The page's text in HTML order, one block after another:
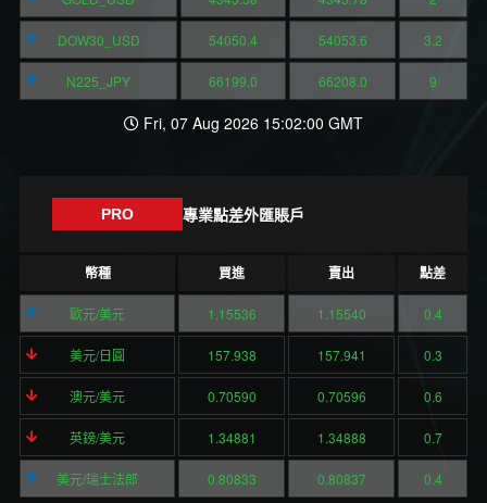
DOW30_USD 54050.4 54053.6 3.2
N225_JPY 66199.0 66208.0 9
Fri, 07 Aug 2026 15:02:00 GMT
PRO 專業點差外匯賬戶
幣種 買進 賣出 點差
歐元/美元 1.15536 1.15540 0.4
美元/日圓 157.938 157.941 0.3
澳元/美元 0.70590 0.70596 0.6
英鎊/美元 1.34881 1.34888 0.7
美元/瑞士法郎 0.80833 0.80837 0.4